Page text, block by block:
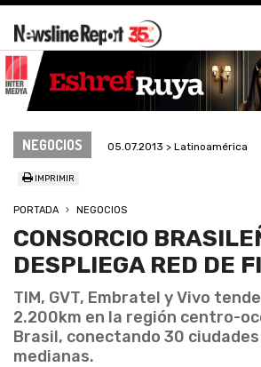
NEGOCIOS 05.07.2013 > Latinoamérica
IMPRIMIR
PORTADA NEGOCIOS
CONSORCIO
DESPLIEGA RED DE
TIM, GVT, Embratel y Vivo
2.200km en la región centro-
Brasil, conectando 30
medianas.